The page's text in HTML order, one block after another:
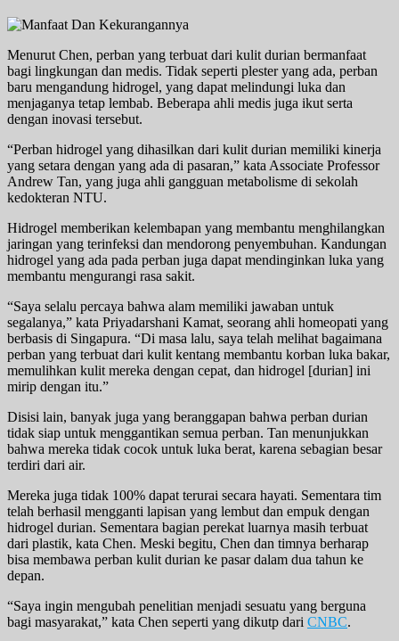
Menurut Chen, perban yang terbuat dari kulit durian bermanfaat
bagi lingkungan dan medis. Tidak seperti plester yang ada, perban
baru mengandung hidrogel, yang dapat melindungi luka dan
menjaganya tetap lembab. Beberapa ahli medis juga ikut serta
dengan inovasi tersebut.
“Perban hidrogel yang dihasilkan dari kulit durian memiliki kinerja
yang setara dengan yang ada di pasaran,” kata Associate Professor
Andrew Tan, yang juga ahli gangguan metabolisme di sekolah
kedokteran NTU.
Hidrogel memberikan kelembapan yang membantu menghilangkan
jaringan yang terinfeksi dan mendorong penyembuhan. Kandungan
hidrogel yang ada pada perban juga dapat mendinginkan luka yang
membantu mengurangi rasa sakit.
“Saya selalu percaya bahwa alam memiliki jawaban untuk
segalanya,” kata Priyadarshani Kamat, seorang ahli homeopati yang
berbasis di Singapura. “Di masa lalu, saya telah melihat bagaimana
perban yang terbuat dari kulit kentang membantu korban luka bakar,
memulihkan kulit mereka dengan cepat, dan hidrogel [durian] ini
mirip dengan itu.”
Disisi lain, banyak juga yang beranggapan bahwa perban durian
tidak siap untuk menggantikan semua perban. Tan menunjukkan
bahwa mereka tidak cocok untuk luka berat, karena sebagian besar
terdiri dari air.
Mereka juga tidak 100% dapat terurai secara hayati. Sementara tim
telah berhasil mengganti lapisan yang lembut dan empuk dengan
hidrogel durian. Sementara bagian perekat luarnya masih terbuat
dari plastik, kata Chen. Meski begitu, Chen dan timnya berharap
bisa membawa perban kulit durian ke pasar dalam dua tahun ke
depan.
“Saya ingin mengubah penelitian menjadi sesuatu yang berguna
bagi masyarakat,” kata Chen seperti yang dikutp dari CNBC.